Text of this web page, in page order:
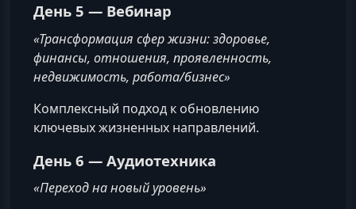
День 5 — Вебинар
«Трансформация сфер жизни: здоровье,
финансы, отношения, проявленность,
недвижимость, работа/бизнес»
Комплексный подход к обновлению
ключевых жизненных направлений.
День 6 — Аудиотехника
«Переход на новый уровень»